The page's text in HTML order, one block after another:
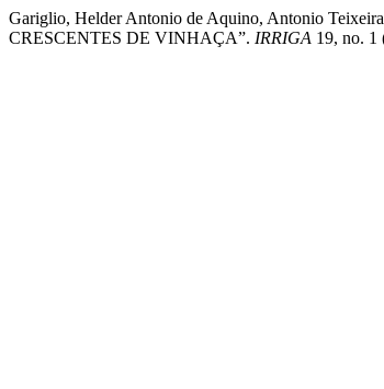
Gariglio, Helder Antonio de Aquino, Antonio
CRESCENTES DE VINHAÇA”. IRRIGA 19, no. 1